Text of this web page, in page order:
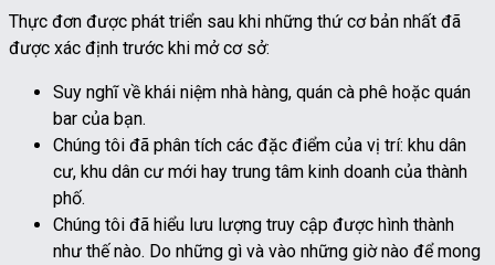
Thực đơn được phát triển sau khi những thứ cơ bản nhất đã
được xác định trước khi mở cơ sở:
Suy nghĩ về khái niệm nhà hàng, quán cà phê hoặc quán
bar của bạn.
Chúng tôi đã phân tích các đặc điểm của vị trí: khu dân
cư, khu dân cư mới hay trung tâm kinh doanh của thành
phố.
Chúng tôi đã hiểu lưu lượng truy cập được hình thành
như thế nào. Do những gì và vào những giờ nào để mong